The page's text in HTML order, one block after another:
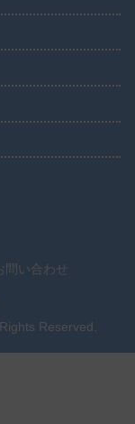
問い合わせ
Reserved.